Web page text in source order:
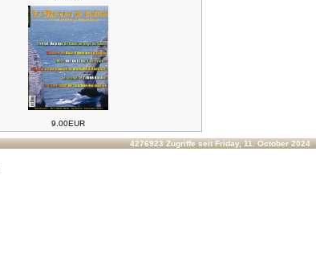
9.00EUR
4276923 Zugriffe seit Friday, 11. October 2024